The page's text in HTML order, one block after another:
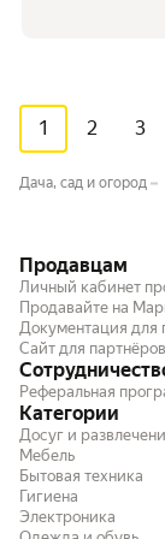
1 2 3
Дача, сад и огород
Продавцам
Личный кабинет
Продавайте на
Документация для
Сайт для партнёров
Реферальная
Категории
Досуг и
Мебель
Бытовая техника
Гигиена
Электроника